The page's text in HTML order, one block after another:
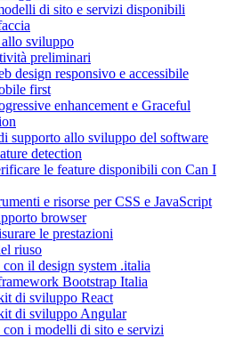
di sito e servizi disponibili
sviluppo
preliminari
design responsivo e accessibile
first
enhancement e Graceful
supporto allo sviluppo del software
detection
le feature disponibili con Can I
e risorse per CSS e JavaScript
browser
le prestazioni
riuso
il design system .italia
Bootstrap Italia
di sviluppo React
di sviluppo Angular
i modelli di sito e servizi